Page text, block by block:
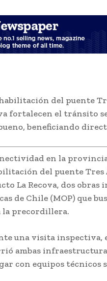
del puente
fortalecen el tránsito
beneficiando
en la
del puente Tres
La Recova, dos obras
de Chile (MOP) que
la precordillera.
una visita inspectiva,
ambas
con equipos técnicos